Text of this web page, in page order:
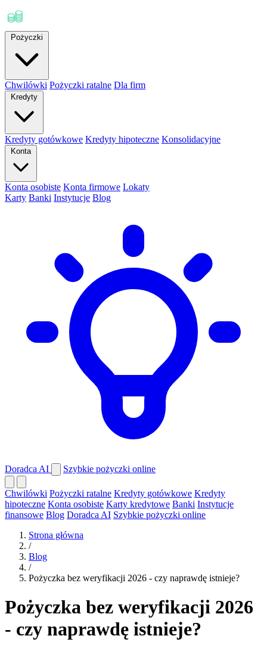
Pożyczki
Chwilówki Pożyczki ratalne Dla firm
Kredyty
Kredyty gotówkowe Kredyty hipoteczne Konsolidacyjne
Konta
Konta osobiste Konta firmowe Lokaty
Karty Banki Instytucje Blog
Doradca AI Szybkie pożyczki online
Chwilówki Pożyczki ratalne Kredyty gotówkowe Kredyty
hipoteczne Konta osobiste Karty kredytowe Banki Instytucje
finansowe Blog Doradca AI Szybkie pożyczki online
Strona główna
/
Blog
/
Pożyczka bez weryfikacji 2026 - czy naprawdę istnieje?
Pożyczka bez weryfikacji 2026
- czy naprawdę istnieje?